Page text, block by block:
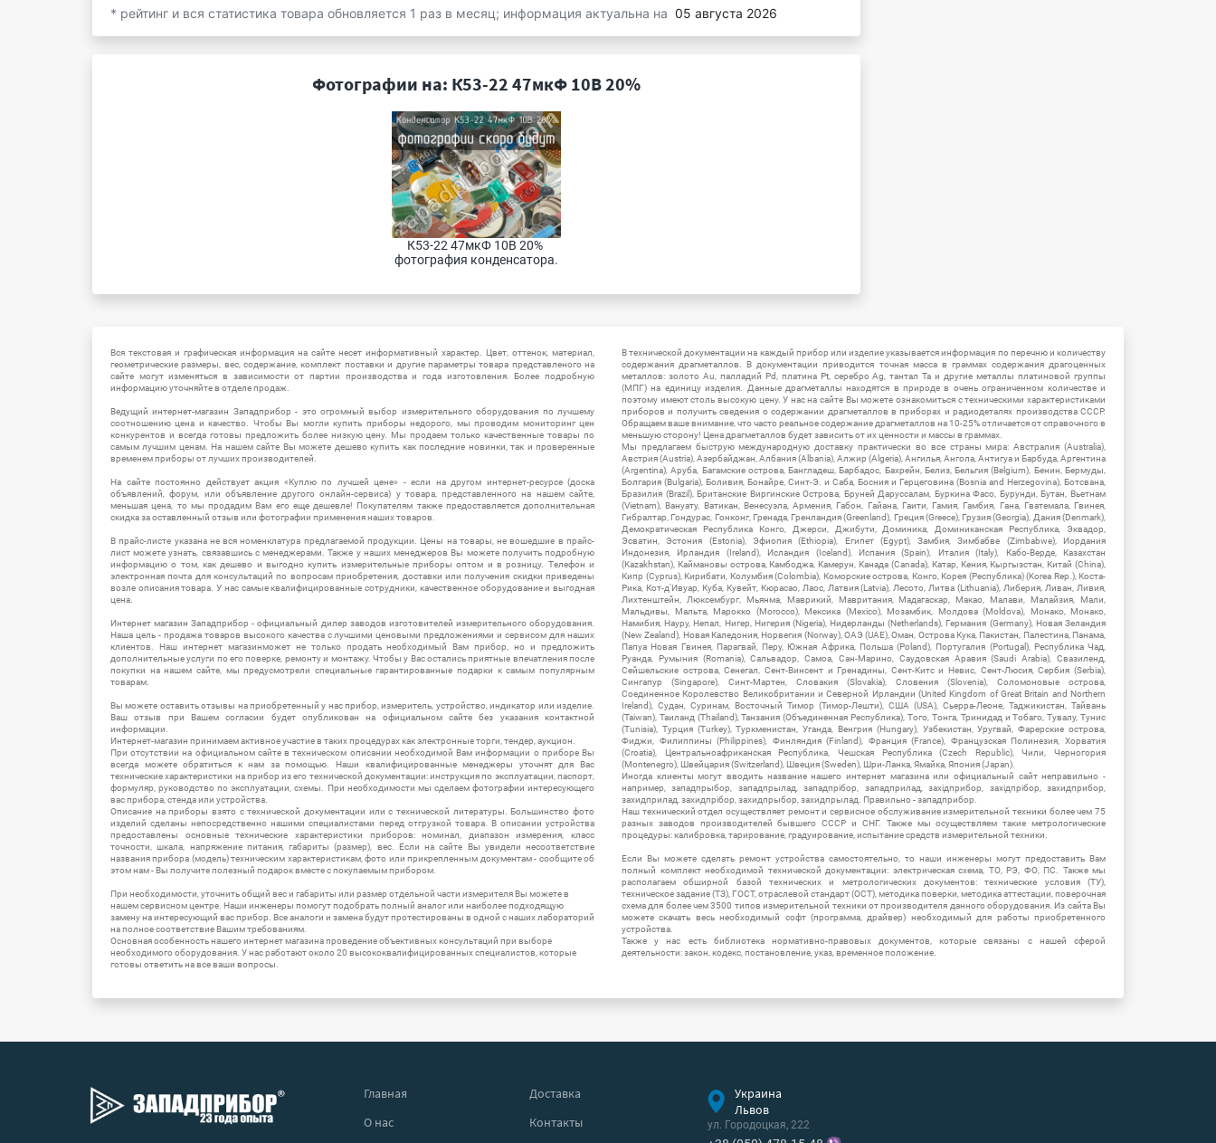
* рейтинг и вся статистика товара обновляется 1 раз в месяц; информация актуальна на 05 августа 2026
Фотографии на: К53-22 47мкФ 10В 20%
К53-22 47мкФ 10В 20%
фотография конденсатора.
Вся текстовая и графическая информация на сайте несет информативный характер. Цвет, оттенок, материал,
геометрические размеры, вес, содержание, комплект поставки и другие параметры товара представленого на
сайте могут изменяться в зависимости от партии производства и года изготовления. Более подробную
информацию уточняйте в отделе продаж.
Ведущий интернет-магазин Западприбор - это огромный выбор измерительного оборудования по лучшему
соотношению цена и качество. Чтобы Вы могли купить приборы недорого, мы проводим мониторинг цен
конкурентов и всегда готовы предложить более низкую цену. Мы продаем только качественные товары по
самым лучшим ценам. На нашем сайте Вы можете дешево купить как последние новинки, так и проверенные
временем приборы от лучших производителей.
На сайте постоянно действует акция «Куплю по лучшей цене» - если на другом интернет-ресурсе (доска
объявлений, форум, или объявление другого онлайн-сервиса) у товара, представленного на нашем сайте,
меньшая цена, то мы продадим Вам его еще дешевле! Покупателям также предоставляется дополнительная
скидка за оставленный отзыв или фотографии применения наших товаров.
В прайс-листе указана не вся номенклатура предлагаемой продукции. Цены на товары, не вошедшие в прайс-
лист можете узнать, связавшись с менеджерами. Также у наших менеджеров Вы можете получить подробную
информацию о том, как дешево и выгодно купить измерительные приборы оптом и в розницу. Телефон и
электронная почта для консультаций по вопросам приобретения, доставки или получения скидки приведены
возле описания товара. У нас самые квалифицированные сотрудники, качественное оборудование и выгодная
цена.
Интернет магазин Западприбор - официальный дилер заводов изготовителей измерительного оборудования.
Наша цель - продажа товаров высокого качества с лучшими ценовыми предложениями и сервисом для наших
клиентов. Наш интернет магазинможет не только продать необходимый Вам прибор, но и предложить
дополнительные услуги по его поверке, ремонту и монтажу. Чтобы у Вас остались приятные впечатления после
покупки на нашем сайте, мы предусмотрели специальные гарантированные подарки к самым популярным
товарам.
Вы можете оставить отзывы на приобретенный у нас прибор, измеритель, устройство, индикатор или изделие.
Ваш отзыв при Вашем согласии будет опубликован на официальном сайте без указания контактной
информации.
Интернет-магазин принимаем активное участие в таких процедурах как электронные торги, тендер, аукцион.
При отсутствии на официальном сайте в техническом описании необходимой Вам информации о приборе Вы
всегда можете обратиться к нам за помощью. Наши квалифицированные менеджеры уточнят для Вас
технические характеристики на прибор из его технической документации: инструкция по эксплуатации, паспорт,
формуляр, руководство по эксплуатации, схемы. При необходимости мы сделаем фотографии интересующего
вас прибора, стенда или устройства.
Описание на приборы взято с технической документации или с технической литературы. Большинство фото
изделий сделаны непосредственно нашими специалистами перед отгрузкой товара. В описании устройства
предоставлены основные технические характеристики приборов: номинал, диапазон измерения, класс
точности, шкала, напряжение питания, габариты (размер), вес. Если на сайте Вы увидели несоответствие
названия прибора (модель) техническим характеристикам, фото или прикрепленным документам - сообщите об
этом нам - Вы получите полезный подарок вместе с покупаемым прибором.
При необходимости, уточнить общий вес и габариты или размер отдельной части измерителя Вы можете в
нашем сервисном центре. Наши инженеры помогут подобрать полный аналог или наиболее подходящую
замену на интересующий вас прибор. Все аналоги и замена будут протестированы в одной с наших лабораторий
на полное соответствие Вашим требованиям.
Основная особенность нашего интернет магазина проведение объективных консультаций при выборе
необходимого оборудования. У нас работают около 20 высококвалифицированных специалистов, которые
готовы ответить на все ваши вопросы.
В технической документации на каждый прибор или изделие указывается информация по перечню и количеству
содержания драгметаллов. В документации приводится точная масса в граммах содержания драгоценных
металлов: золото Au, палладий Pd, платина Pt, серебро Ag, тантал Ta и другие металлы платиновой группы
(МПГ) на единицу изделия. Данные драгметаллы находятся в природе в очень ограниченном количестве и
поэтому имеют столь высокую цену. У нас на сайте Вы можете ознакомиться с техническими характеристиками
приборов и получить сведения о содержании драгметаллов в приборах и радиодеталях производства СССР.
Обращаем ваше внимание, что часто реальное содержание драгметаллов на 10-25% отличается от справочного в
меньшую сторону! Цена драгметаллов будет зависить от их ценности и массы в граммах.
Мы предлагаем быструю международную доставку практически во все страны мира: Австралия (Australia),
Австрия (Austria), Азербайджан, Албания (Albania), Алжир (Algeria), Ангилья, Ангола, Антигуа и Барбуда, Аргентина
(Argentina), Аруба, Багамские острова, Бангладеш, Барбадос, Бахрейн, Белиз, Бельгия (Belgium), Бенин, Бермуды,
Болгария (Bulgaria), Боливия, Бонайре, Синт-Э. и Саба, Босния и Герцеговина (Bosnia and Herzegovina), Ботсвана,
Бразилия (Brazil), Британские Виргинские Острова, Бруней Даруссалам, Буркина Фасо, Бурунди, Бутан, Вьетнам
(Vietnam), Вануату, Ватикан, Венесуэла, Армения, Габон, Гайана, Гаити, Гамия, Гамбия, Гана, Гватемала, Гвинея,
Гибралтар, Гондурас, Гонконг, Гренада, Гренландия (Greenland), Греция (Greece), Грузия (Georgia), Дания (Denmark),
Демократическая Республика Конго, Джерси, Джибути, Доминика, Доминиканская Республика, Эквадор,
Эсватин, Эстония (Estonia), Эфиопия (Ethiopia), Египет (Egypt), Замбия, Зимбабве (Zimbabwe), Иордания
Индонезия, Ирландия (Ireland), Исландия (Iceland), Испания (Spain), Италия (Italy), Кабо-Верде, Казахстан
(Kazakhstan), Каймановы острова, Камбоджа, Камерун, Канада (Canada), Катар, Кения, Кыргызстан, Китай (China),
Кипр (Cyprus), Кирибати, Колумбия (Colombia), Коморские острова, Конго, Корея (Республика) (Korea Rep.), Коста-
Рика, Кот-д'Ивуар, Куба, Кувейт, Кюрасао, Лаос, Латвия (Latvia), Лесото, Литва (Lithuania), Либерия, Ливан, Ливия,
Лихтенштейн, Люксембург, Мьянма, Маврикий, Мавритания, Мадагаскар, Макао, Малави, Малайзия, Мали,
Мальдивы, Мальта, Марокко (Morocco), Мексика (Mexico), Мозамбик, Молдова (Moldova), Монако, Монако,
Намибия, Науру, Непал, Нигер, Нигерия (Nigeria), Нидерланды (Netherlands), Германия (Germany), Новая Зеландия
(New Zealand), Новая Каледония, Норвегия (Norway), ОАЭ (UAE), Оман, Острова Кука, Пакистан, Палестина, Панама,
Папуа Новая Гвинея, Парагвай, Перу, Южная Африка, Польша (Poland), Португалия (Portugal), Республика Чад,
Руанда, Румыния (Romania), Сальвадор, Самоа, Сан-Марино, Саудовская Аравия (Saudi Arabia), Свазиленд,
Сейшельские острова, Сенегал, Сент-Винсент и Гренадины, Сент-Китс и Невис, Сент-Люсия, Сербия (Serbia),
Сингапур (Singapore), Синт-Мартен, Словакия (Slovakia), Словения (Slovenia), Соломоновые острова,
Соединенное Королевство Великобритании и Северной Ирландии (United Kingdom of Great Britain and Northern
Ireland), Судан, Суринам, Восточный Тимор (Тимор-Лешти), США (USA), Сьерра-Леоне, Таджикистан, Тайвань
(Taiwan), Таиланд (Thailand), Танзания (Объединенная Республика), Того, Тонга, Тринидад и Тобаго, Тувалу, Тунис
(Tunisia), Турция (Turkey), Туркменистан, Уганда, Венгрия (Hungary), Узбекистан, Уругвай, Фарерские острова,
Фиджи, Филиппины (Philippines), Финляндия (Finland), Франция (France), Французская Полинезия, Хорватия
(Croatia), Центральноафриканская Республика, Чешская Республика (Czech Republic), Чили, Черногория
(Montenegro), Швейцария (Switzerland), Швеция (Sweden), Шри-Ланка, Ямайка, Япония (Japan).
Иногда клиенты могут вводить название нашего интернет магазина или официальный сайт неправильно -
например, западпрыбор, западпрылад, западпрібор, западприлад, західприбор, західпрібор, захидприбор,
захидприлад, захидпрібор, захидпрыбор, захидпрылад. Правильно - западприбор.
Наш технический отдел осуществляет ремонт и сервисное обслуживание измерительной техники более чем 75
разных заводов производителей бывшего СССР и СНГ. Также мы осуществляем такие метрологические
процедуры: калибровка, тарирование, градуирование, испытание средств измерительной техники.
Если Вы можете сделать ремонт устройства самостоятельно, то наши инженеры могут предоставить Вам
полный комплект необходимой технической документации: электрическая схема, ТО, РЭ, ФО, ПС. Также мы
располагаем обширной базой технических и метрологических документов: технические условия (ТУ),
техническое задание (ТЗ), ГОСТ, отраслевой стандарт (ОСТ), методика поверки, методика аттестации, поверочная
схема для более чем 3500 типов измерительной техники от производителя данного оборудования. Из сайта Вы
можете скачать весь необходимый софт (программа, драйвер) необходимый для работы приобретенного
устройства.
Также у нас есть библиотека нормативно-правовых документов, которые связаны с нашей сферой
деятельности: закон, кодекс, постановление, указ, временное положение.
Главная
Доставка
О нас
Контакты
Украина
Львов
ул. Городоцкая, 222